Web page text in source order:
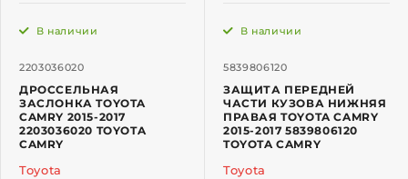
2203036020
В наличии
ДРОССЕЛЬНАЯ
ЗАСЛОНКА TOYOTA
CAMRY 2015-2017
2203036020 TOYOTA
CAMRY
Toyota
5839806120
В наличии
ЗАЩИТА ПЕРЕДНЕЙ
ЧАСТИ КУЗОВА НИЖНЯЯ
ПРАВАЯ TOYOTA CAMRY
2015-2017 5839806120
TOYOTA CAMRY
Toyota